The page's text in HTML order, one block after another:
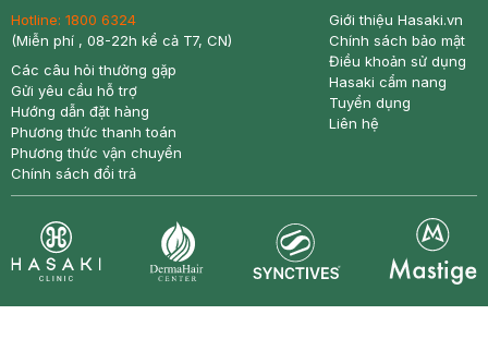
Hotline: 1800 6324
(Miễn phí , 08-22h kể cả T7, CN)
Các câu hỏi thường gặp
Gửi yêu cầu hỗ trợ
Hướng dẫn đặt hàng
Phương thức thanh toán
Phương thức vận chuyển
Chính sách đổi trả
Giới thiệu Hasaki.vn
Chính sách bảo mật
Điều khoản sử dụng
Hasaki cẩm nang
Tuyển dụng
Liên hệ